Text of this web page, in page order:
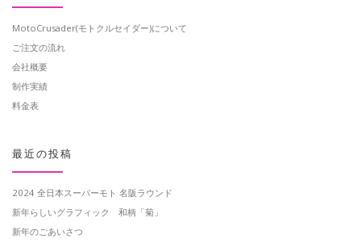
MotoCrusader(モトクルセイダー)について
ご注文の流れ
会社概要
制作実績
料金表
最近の投稿
2024 全日本スーパーモト 名阪ラウンド
新年らしいグラフィック 和柄「菊」
新年のごあいさつ